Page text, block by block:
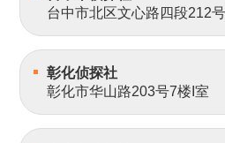
台中市北区文心路四段212
彰化侦探社
彰化市华山路203号7楼I室